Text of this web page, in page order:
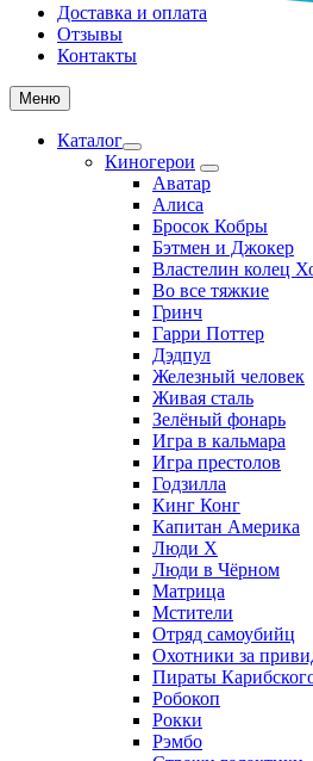
Доставка и оплата
Отзывы
Контакты
Меню
Каталог
Киногерои
Аватар
Алиса
Бросок Кобры
Бэтмен и Джокер
Властелин колец
Во все тяжкие
Гринч
Гарри Поттер
Дэдпул
Железный человек
Живая сталь
Зелёный фонарь
Игра в кальмара
Игра престолов
Годзилла
Кинг Конг
Капитан Америка
Люди X
Люди в Чёрном
Матрица
Мстители
Отряд самоубийц
Охотники за
Пираты
Робокоп
Рокки
Рэмбо